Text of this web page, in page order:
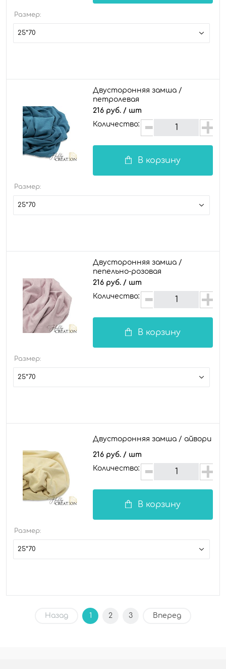
Размер:
25*70
Двусторонняя замша /
петролевая
216 руб. / шт
Количество:
В корзину
Размер:
25*70
Двусторонняя замша /
пепельно-розовая
216 руб. / шт
Количество:
В корзину
Размер:
25*70
Двусторонняя замша / айвори
216 руб. / шт
Количество:
В корзину
Размер:
25*70
Назад 1 2 3 Вперед